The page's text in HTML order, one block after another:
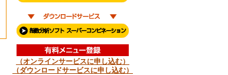
（オンラインサービスに申し込む）
（ダウンロードサービスに申し込む）